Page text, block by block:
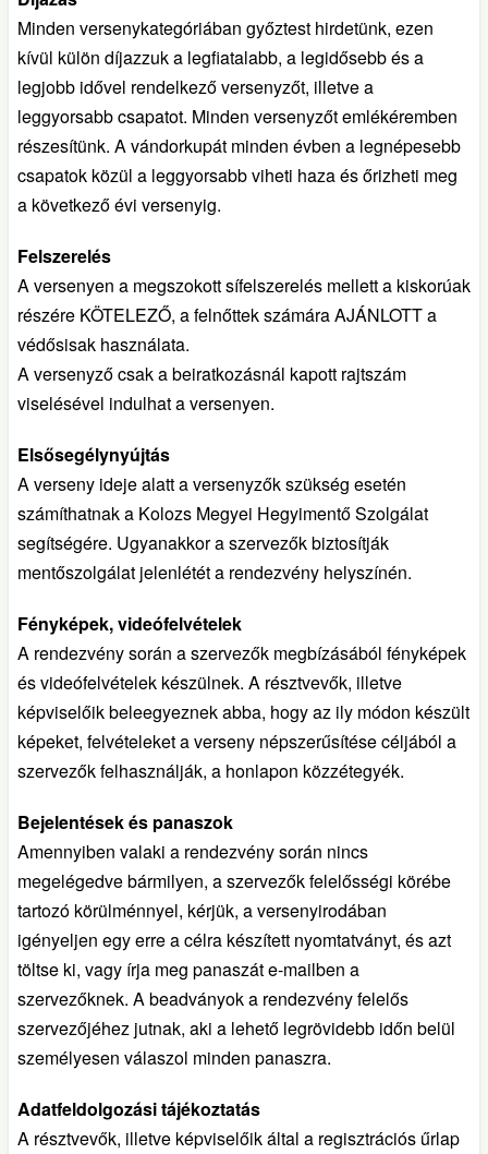
Minden versenykategóriában győztest hirdetünk, ezen
kívül külön díjazzuk a legfiatalabb, a legidősebb és a
legjobb idővel rendelkező versenyzőt, illetve a
leggyorsabb csapatot. Minden versenyzőt emlékéremben
részesítünk. A vándorkupát minden évben a legnépesebb
csapatok közül a leggyorsabb viheti haza és őrizheti meg
a következő évi versenyig.
Felszerelés
A versenyen a megszokott sífelszerelés mellett a kiskorúak
részére KÖTELEZŐ, a felnőttek számára AJÁNLOTT a
védősisak használata.
A versenyző csak a beiratkozásnál kapott rajtszám
viselésével indulhat a versenyen.
Elsősegélynyújtás
A verseny ideje alatt a versenyzők szükség esetén
számíthatnak a Kolozs Megyei Hegyimentő Szolgálat
segítségére. Ugyanakkor a szervezők biztosítják
mentőszolgálat jelenlétét a rendezvény helyszínén.
Fényképek, videófelvételek
A rendezvény során a szervezők megbízásából fényképek
és videófelvételek készülnek. A résztvevők, illetve
képviselőik beleegyeznek abba, hogy az ily módon készült
képeket, felvételeket a verseny népszerűsítése céljából a
szervezők felhasználják, a honlapon közzétegyék.
Bejelentések és panaszok
Amennyiben valaki a rendezvény során nincs
megelégedve bármilyen, a szervezők felelősségi körébe
tartozó körülménnyel, kérjük, a versenyirodában
igényeljen egy erre a célra készített nyomtatványt, és azt
töltse ki, vagy írja meg panaszát e-mailben a
szervezőknek. A beadványok a rendezvény felelős
szervezőjéhez jutnak, aki a lehető legrövidebb időn belül
személyesen válaszol minden panaszra.
Adatfeldolgozási tájékoztatás
A résztvevők, illetve képviselőik által a regisztrációs űrlap